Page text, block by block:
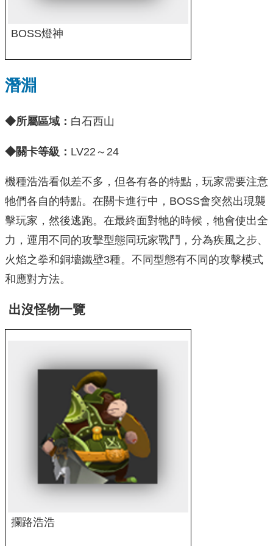
BOSS燈神
潛淵
◆所屬區域： 白石西山
◆關卡等級： LV22～24
機種浩浩看似差不多，但各有各的特點，玩家需要注意
牠們各自的特點。在關卡進行中，BOSS會突然出現襲
擊玩家，然後逃跑。在最終面對牠的時候，牠會使出全
力，運用不同的攻擊型態同玩家戰鬥，分為疾風之步、
火焰之拳和銅墻鐵壁3種。不同型態有不同的攻擊模式
和應對方法。
出沒怪物一覽
攔路浩浩